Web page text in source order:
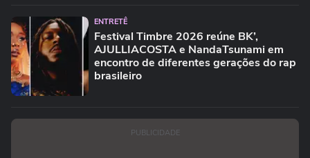
ENTRETÊ
Festival Timbre 2026 reúne BK’,
AJULLIACOSTA e NandaTsunami em
encontro de diferentes gerações do rap
brasileiro
PUBLICIDADE